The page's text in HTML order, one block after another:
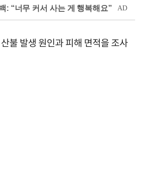
불 발생 원인과 피해 면적을 조사